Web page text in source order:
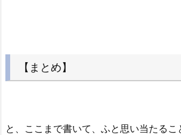
【まとめ】
と、ここまで書いて、ふと思い当たるこ